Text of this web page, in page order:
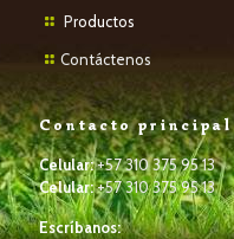
Productos
Contáctenos
Contacto principal
Celular:+57 310 375 95 13
Celular:+57 310 375 95 13
Escríbanos: